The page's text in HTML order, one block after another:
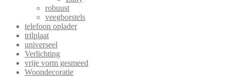
robuust
veegborstels
telefoon oplader
trilplaat
universeel
Verlichting
vrije vorm gesmeed
Woondecoratie